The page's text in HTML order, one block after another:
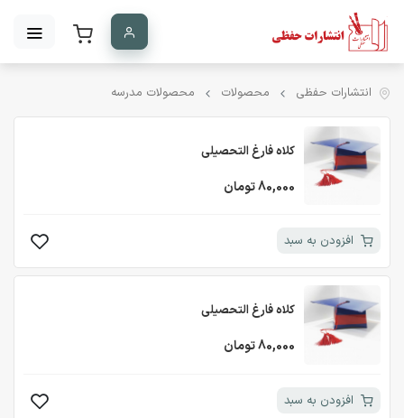
انتشارات حفظی محصولات محصولات مدرسه
کلاه فارغ التحصیلی
80,000 تومان
افزودن به سبد
کلاه فارغ التحصیلی
80,000 تومان
افزودن به سبد